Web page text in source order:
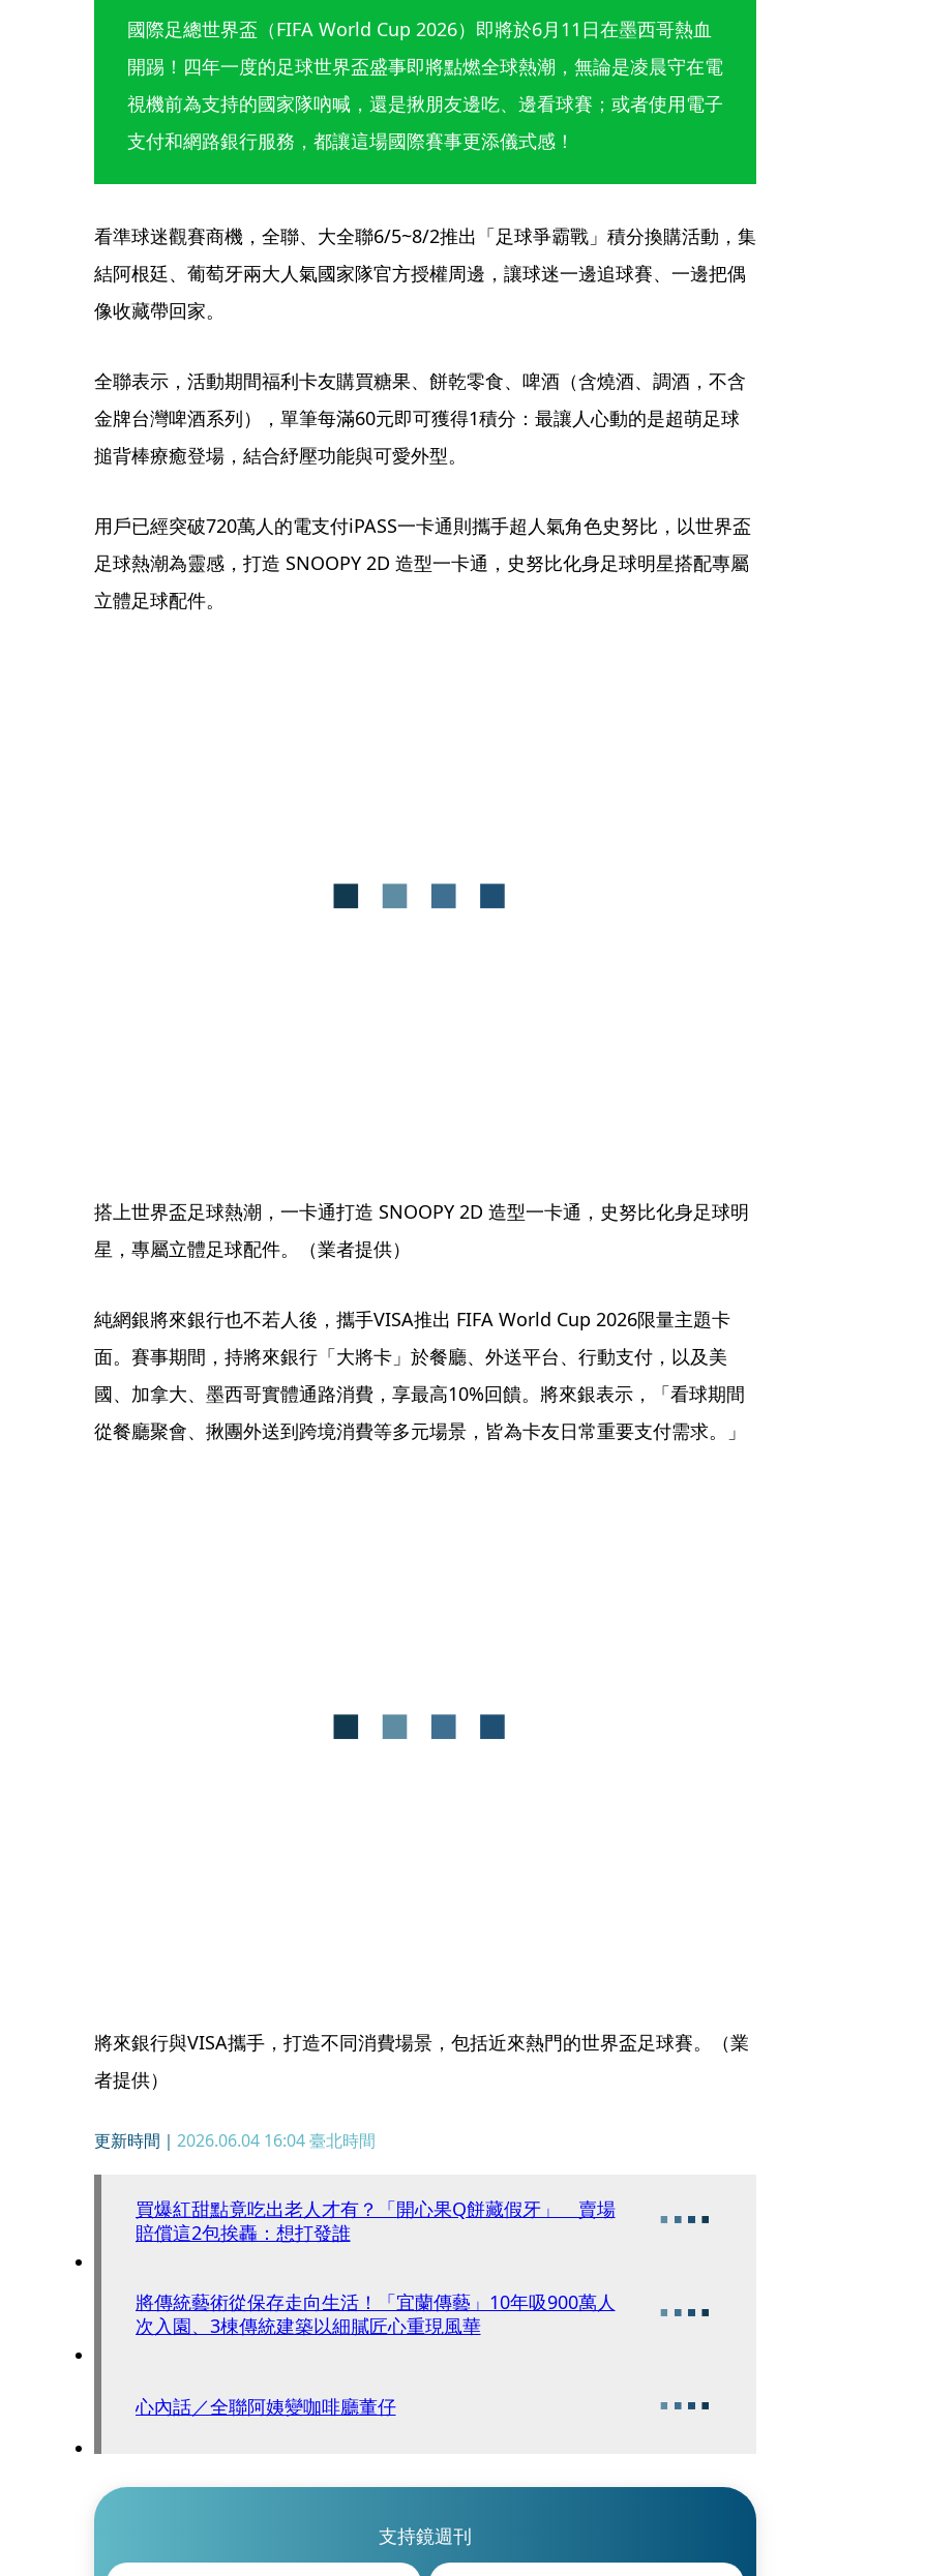
國際足總世界盃（FIFA World Cup 2026）即將於6月11日在墨西哥熱血
開踢！四年一度的足球世界盃盛事即將點燃全球熱潮，無論是凌晨守在電
視機前為支持的國家隊吶喊，還是揪朋友邊吃、邊看球賽；或者使用電子
支付和網路銀行服務，都讓這場國際賽事更添儀式感！
看準球迷觀賽商機，全聯、大全聯6/5~8/2推出「足球爭霸戰」積分換購活動，集
結阿根廷、葡萄牙兩大人氣國家隊官方授權周邊，讓球迷一邊追球賽、一邊把偶
像收藏帶回家。
全聯表示，活動期間福利卡友購買糖果、餅乾零食、啤酒（含燒酒、調酒，不含
金牌台灣啤酒系列），單筆每滿60元即可獲得1積分：最讓人心動的是超萌足球
搥背棒療癒登場，結合紓壓功能與可愛外型。
用戶已經突破720萬人的電支付iPASS一卡通則攜手超人氣角色史努比，以世界盃
足球熱潮為靈感，打造 SNOOPY 2D 造型一卡通，史努比化身足球明星搭配專屬
立體足球配件。
搭上世界盃足球熱潮，一卡通打造 SNOOPY 2D 造型一卡通，史努比化身足球明
星，專屬立體足球配件。（業者提供）
純網銀將來銀行也不若人後，攜手VISA推出 FIFA World Cup 2026限量主題卡
面。賽事期間，持將來銀行「大將卡」於餐廳、外送平台、行動支付，以及美
國、加拿大、墨西哥實體通路消費，享最高10%回饋。將來銀表示，「看球期間
從餐廳聚會、揪團外送到跨境消費等多元場景，皆為卡友日常重要支付需求。」
將來銀行與VISA攜手，打造不同消費場景，包括近來熱門的世界盃足球賽。（業
者提供）
更新時間｜ 2026.06.04 16:04臺北時間
買爆紅甜點竟吃出老人才有？「開心果Q餅藏假牙」 賣場
賠償這2包挨轟：想打發誰
將傳統藝術從保存走向生活！「宜蘭傳藝」10年吸900萬人
次入園、3棟傳統建築以細膩匠心重現風華
心內話／全聯阿姨變咖啡廳董仔
支持鏡週刊